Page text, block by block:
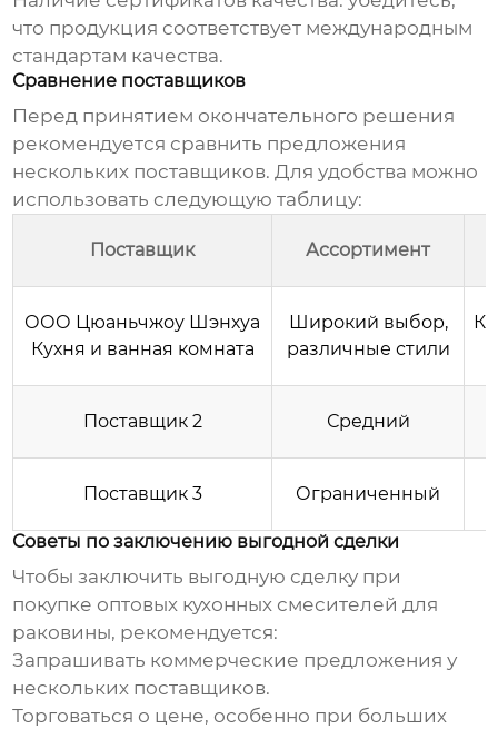
что продукция соответствует международным
стандартам качества.
Сравнение поставщиков
Перед принятием окончательного решения
рекомендуется сравнить предложения
нескольких поставщиков. Для удобства можно
использовать следующую таблицу:
Поставщик Ассортимент
ООО Цюаньчжоу Шэнхуа
Кухня и ванная комната
Широкий выбор,
различные стили
Поставщик 2 Средний
Поставщик 3 Ограниченный
Советы по заключению выгодной сделки
Чтобы заключить выгодную сделку при
покупке оптовых кухонных смесителей для
раковины, рекомендуется:
Запрашивать коммерческие предложения у
нескольких поставщиков.
Торговаться о цене, особенно при больших